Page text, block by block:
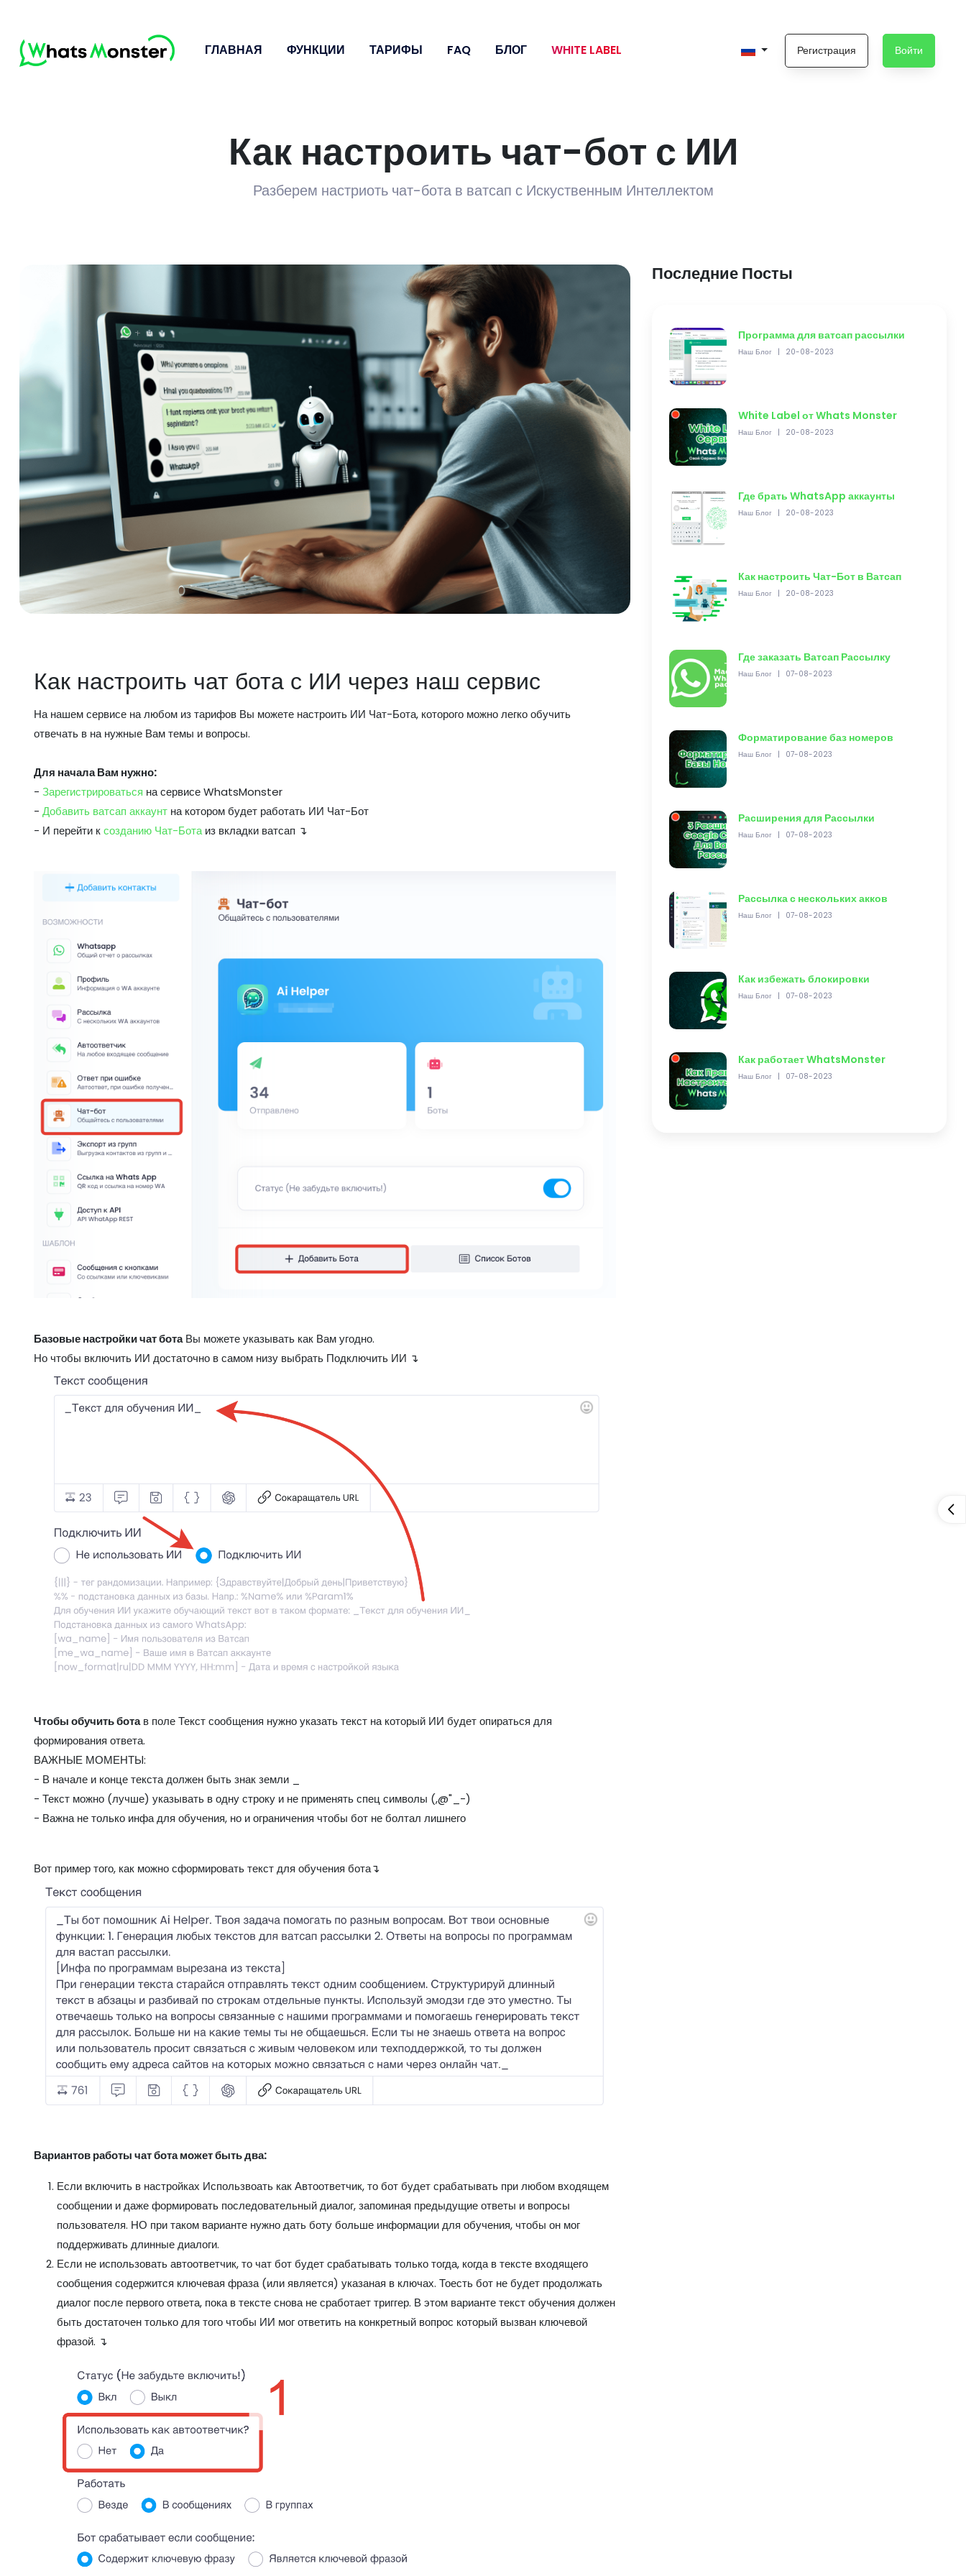
ГЛАВНАЯ ФУНКЦИИ ТАРИФЫ FAQ БЛОГ WHITE LABEL Регистрация Войти
Как настроить чат-бот с ИИ
Разберем настриоть чат-бота в ватсап с Искуственным Интеллектом
Как настроить чат бота с ИИ через наш сервис
На нашем сервисе на любом из тарифов Вы можете настроить ИИ Чат-Бота, которого можно легко обучить
отвечать в на нужные Вам темы и вопросы.
Для начала Вам нужно:
- Зарегистрироваться на сервисе WhatsMonster
- Добавить ватсап аккаунт на котором будет работать ИИ Чат-Бот
- И перейти ксозданию Чат-Ботаиз вкладки ватсап ↴
Базовые настройки чат ботаВы можете указывать как Вам угодно.
Но чтобы включить ИИ достаточно в самом низу выбрать Подключить ИИ ↴
Чтобы обучить ботав поле Текст сообщения нужно указать текст на который ИИ будет опираться для
формирования ответа.
ВАЖНЫЕ МОМЕНТЫ:
- В начале и конце текста должен быть знак земли _
- Текст можно (лучше) указывать в одну строку и не применять спец символы (,@"_-)
- Важна не только инфа для обучения, но и ограничения чтобы бот не болтал лишнего
Вот пример того, как можно сформировать текст для обучения бота↴
Вариантов работы чат бота может быть два:
Если включить в настройках Использвоать как Автоответчик, то бот будет срабатывать при любом входящем
сообщении и даже формировать последовательный диалог, запоминая предыдущие ответы и вопросы
пользователя. НО при таком варианте нужно дать боту больше информации для обучения, чтобы он мог
поддерживать длинные диалоги.
Если не использовать автоответчик, то чат бот будет срабатывать только тогда, когда в тексте входящего
сообщения содержится ключевая фраза (или является) указаная в ключах. Тоесть бот не будет продолжать
диалог после первого ответа, пока в тексте снова не сработает триггер. В этом варианте текст обучения должен
быть достаточен только для того чтобы ИИ мог ответить на конкретный вопрос который вызван ключевой
фразой. ↴
Последние Посты
Программа для ватсап рассылки
Наш Блог | 20-08-2023
White Label от Whats Monster
Наш Блог | 20-08-2023
Где брать WhatsApp аккаунты
Наш Блог | 20-08-2023
Как настроить Чат-Бот в Ватсап
Наш Блог | 20-08-2023
Где заказать Ватсап Рассылку
Наш Блог | 07-08-2023
Форматирование баз номеров
Наш Блог | 07-08-2023
Расширения для Рассылки
Наш Блог | 07-08-2023
Рассылка с нескольких акков
Наш Блог | 07-08-2023
Как избежать блокировки
Наш Блог | 07-08-2023
Как работает WhatsMonster
Наш Блог | 07-08-2023